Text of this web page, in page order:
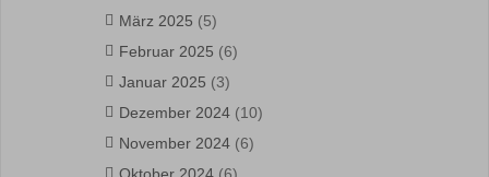
März 2025 (5)
Februar 2025 (6)
Januar 2025 (3)
Dezember 2024 (10)
November 2024 (6)